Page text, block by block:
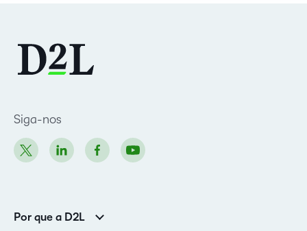
Siga-nos
Por que a D2L